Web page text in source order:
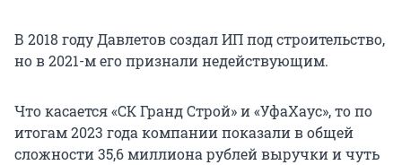
В 2018 году Давлетов создал ИП под строительство,
но в 2021-м его признали недействующим.
Что касается «СК Гранд Строй» и «УфаХаус», то по
итогам 2023 года компании показали в общей
сложности 35,6 миллиона рублей выручки и чуть